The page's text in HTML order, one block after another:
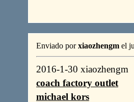
Enviado porxiaozhengm el
2016-1-30 xiaozhengm
coach factory outlet
michael kors